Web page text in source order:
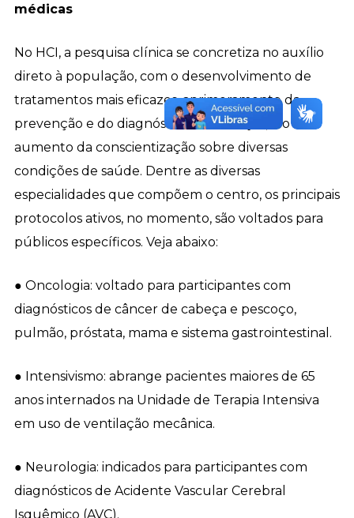
médicas
No HCI, a pesquisa clínica se concretiza no auxílio
direto à população, com o desenvolvimento de
tratamentos mais eficazes, aprimoramento da
prevenção e do diagnóstico de doenças, e o
aumento da conscientização sobre diversas
condições de saúde. Dentre as diversas
especialidades que compõem o centro, os principais
protocolos ativos, no momento, são voltados para
públicos específicos. Veja abaixo:
● Oncologia: voltado para participantes com
diagnósticos de câncer de cabeça e pescoço,
pulmão, próstata, mama e sistema gastrointestinal.
● Intensivismo: abrange pacientes maiores de 65
anos internados na Unidade de Terapia Intensiva
em uso de ventilação mecânica.
● Neurologia: indicados para participantes com
diagnósticos de Acidente Vascular Cerebral
Isquêmico (AVC).